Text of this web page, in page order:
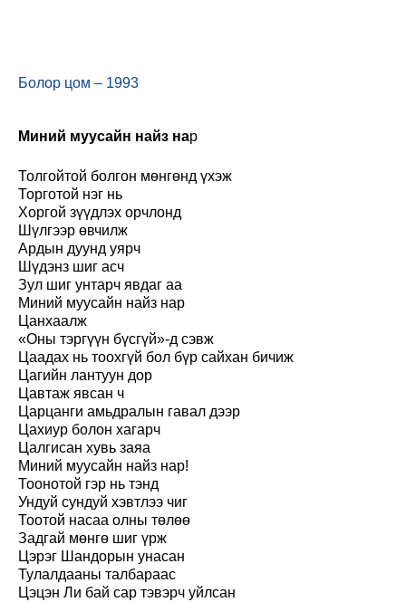
Болор цом – 1993
Миний муусайн найз нар
Толгойтой болгон мөнгөнд үхэж
Торготой нэг нь
Хоргой зүүдлэх орчлонд
Шүлгээр өвчилж
Ардын дуунд уярч
Шүдэнз шиг асч
Зул шиг унтарч явдаг аа
Миний муусайн найз нар
Цанхаалж
«Оны тэргүүн бүсгүй»-д сэвж
Цаадах нь тоохгүй бол бүр сайхан бичиж
Цагийн лантуун дор
Цавтаж явсан ч
Царцанги амьдралын гавал дээр
Цахиур болон хагарч
Цалгисан хувь заяа
Миний муусайн найз нар!
Тоонотой гэр нь тэнд
Ундуй сундуй хэвтлээ чиг
Тоотой насаа олны төлөө
Задгай мөнгө шиг үрж
Цэрэг Шандорын унасан
Тулалдааны талбараас
Цэцэн Ли бай сар тэвэрч уйлсан